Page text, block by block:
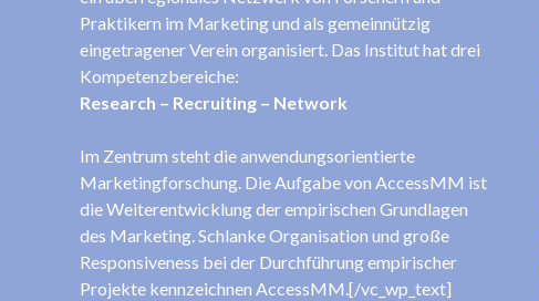
Praktikern im Marketing und als gemeinnützig
eingetragener Verein organisiert. Das Institut hat drei
Kompetenzbereiche:
Research – Recruiting – Network
Im Zentrum steht die anwendungsorientierte
Marketingforschung. Die Aufgabe von AccessMM ist
die Weiterentwicklung der empirischen Grundlagen
des Marketing. Schlanke Organisation und große
Responsiveness bei der Durchführung empirischer
Projekte kennzeichnen AccessMM.[/vc_wp_text]